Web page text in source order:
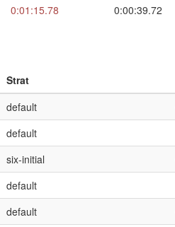
0:01:15.78 0:00:39.72
Strat
default
default
six-initial
default
default